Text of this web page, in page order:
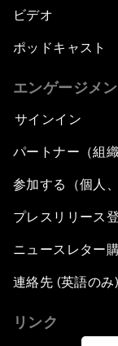
ビデオ
ポッドキャスト
エンゲージメ
サインイン
パートナー（組
参加する（個人、
プレスリリース
ニュースレター
連絡先 (英語のみ)
リンク